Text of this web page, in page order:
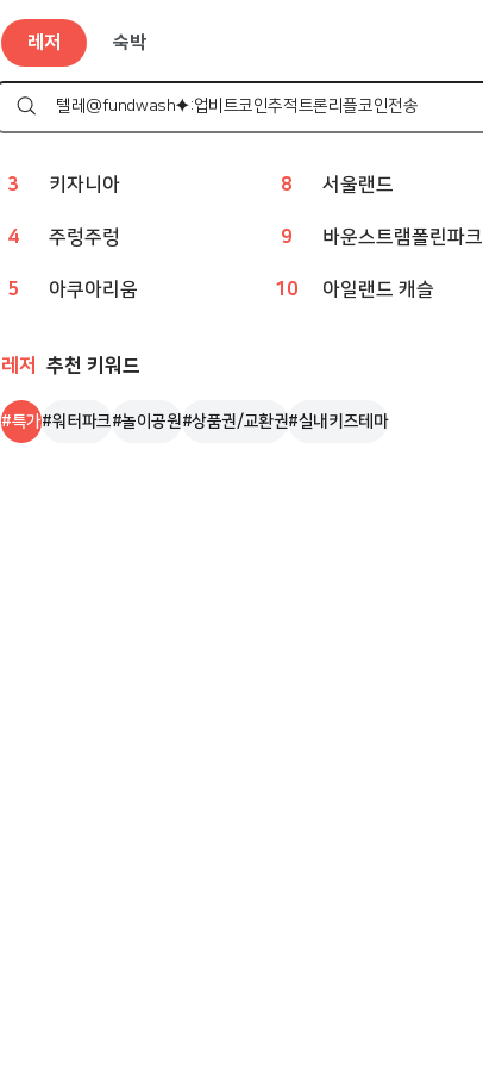
레저 숙박
하
레저 인기 검색어
1 웨이브파크
2 챔피언
3 키자니아
4 주렁주렁
5 아쿠아리움
6 볼베어파크
7 상상체험 키즈월드
8 서울랜드
9 바운스트램폴린파크
10 아일랜드 캐슬
레저 추천 키워드
#특가#워터파크#놀이공원#상품권/교환권#실내키즈테마